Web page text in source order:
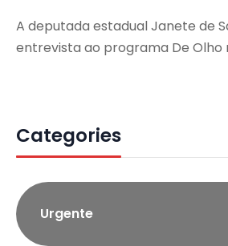
A deputada estadual Janete de
entrevista ao programa De Olho
Categories
Urgente